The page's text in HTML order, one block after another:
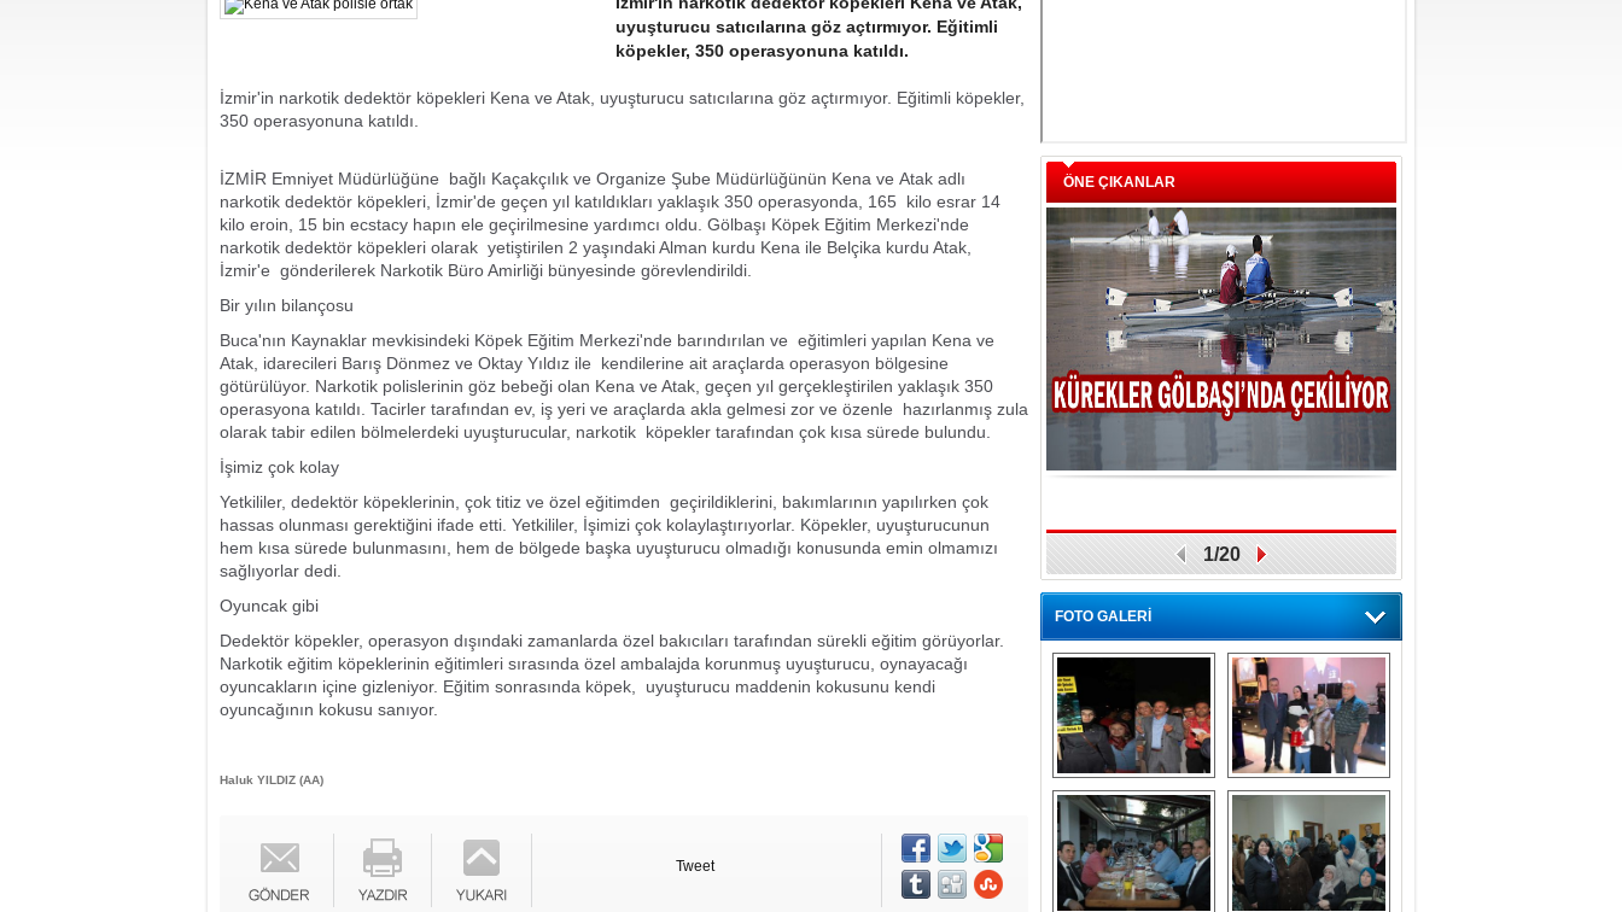
İNCEK PARKI’NI YOK ETTİNİZ
uyuşturucu satıcılarına göz açtırmıyor. Eğitimli
köpekler, 350 operasyonuna katıldı.
İzmir'in narkotik dedektör köpekleri Kena ve Atak, uyuşturucu satıcılarına göz açtırmıyor. Eğitimli köpekler,
350 operasyonuna katıldı.
İZMİR Emniyet Müdürlüğüne bağlı Kaçakçılık ve Organize Şube Müdürlüğünün Kena ve Atak adlı
narkotik dedektör köpekleri, İzmir'de geçen yıl katıldıkları yaklaşık 350 operasyonda, 165 kilo esrar 14
kilo eroin, 15 bin ecstacy hapın ele geçirilmesine yardımcı oldu. Gölbaşı Köpek Eğitim Merkezi'nde
narkotik dedektör köpekleri olarak yetiştirilen 2 yaşındaki Alman kurdu Kena ile Belçika kurdu Atak,
İzmir'e gönderilerek Narkotik Büro Amirliği bünyesinde görevlendirildi.
Bir yılın bilançosu
Buca'nın Kaynaklar mevkisindeki Köpek Eğitim Merkezi'nde barındırılan ve eğitimleri yapılan Kena ve
Atak, idarecileri Barış Dönmez ve Oktay Yıldız ile kendilerine ait araçlarda operasyon bölgesine
götürülüyor. Narkotik polislerinin göz bebeği olan Kena ve Atak, geçen yıl gerçekleştirilen yaklaşık 350
operasyona katıldı. Tacirler tarafından ev, iş yeri ve araçlarda akla gelmesi zor ve özenle hazırlanmış zula
olarak tabir edilen bölmelerdeki uyuşturucular, narkotik köpekler tarafından çok kısa sürede bulundu.
İşimiz çok kolay
Yetkililer, dedektör köpeklerinin, çok titiz ve özel eğitimden geçirildiklerini, bakımlarının yapılırken çok
hassas olunması gerektiğini ifade etti. Yetkililer, İşimizi çok kolaylaştırıyorlar. Köpekler, uyuşturucunun
hem kısa sürede bulunmasını, hem de bölgede başka uyuşturucu olmadığı konusunda emin olmamızı
sağlıyorlar dedi.
Oyuncak gibi
Dedektör köpekler, operasyon dışındaki zamanlarda özel bakıcıları tarafından sürekli eğitim görüyorlar.
Narkotik eğitim köpeklerinin eğitimleri sırasında özel ambalajda korunmuş uyuşturucu, oynayacağı
oyuncakların içine gizleniyor. Eğitim sonrasında köpek, uyuşturucu maddenin kokusunu kendi
oyuncağının kokusu sanıyor.
Haluk YILDIZ (AA)
Tweet
ÖNE ÇIKANLAR
2/20
FOTO GALERİ
Gölbaşı GAZZE
İÇİN YÜRÜDÜ
Kaymakamlıktan
iftar yemeği